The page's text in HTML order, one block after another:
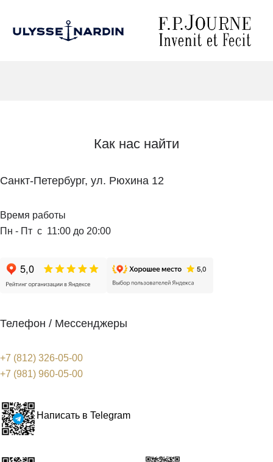
Как нас найти
Телефон / Мессенджеры
+7 (812) 326-05-00
+7 (981) 960-05-00
Написать в Telegram
Санкт-Петербург, ул. Рюхина 12
Время работы
Пн - Пт с 11:00 до 20:00